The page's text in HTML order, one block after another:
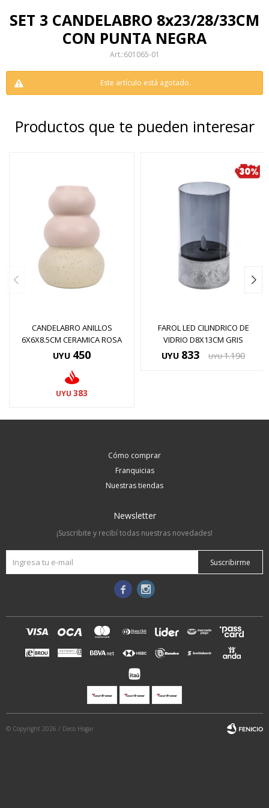
SET 3 CANDELABRO 8x23/28/33CM
CON PUNTA NEGRA
601065-01
Este artículo está agotado.
Productos que te pueden interesar
CANDELABRO ANILLOS
6X6X8.5CM CERAMICA ROSA
UYU 450
UYU 383
FAROL LED CILINDRICO DE
VIDRIO D8X13CM GRIS
UYU 833 UYU 1.190
Cómo comprar
Franquicias
Nuestras tiendas
Newsletter
¡Suscribite y recibí todas nuestras novedades!
Suscribirme
 
© Copyright 2026 / Deco Hogar